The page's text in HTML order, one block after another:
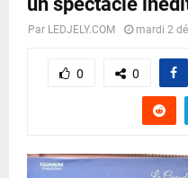
Par LEDJELY.COM mardi 2
0 0